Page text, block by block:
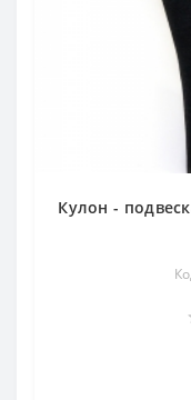
Кулон -